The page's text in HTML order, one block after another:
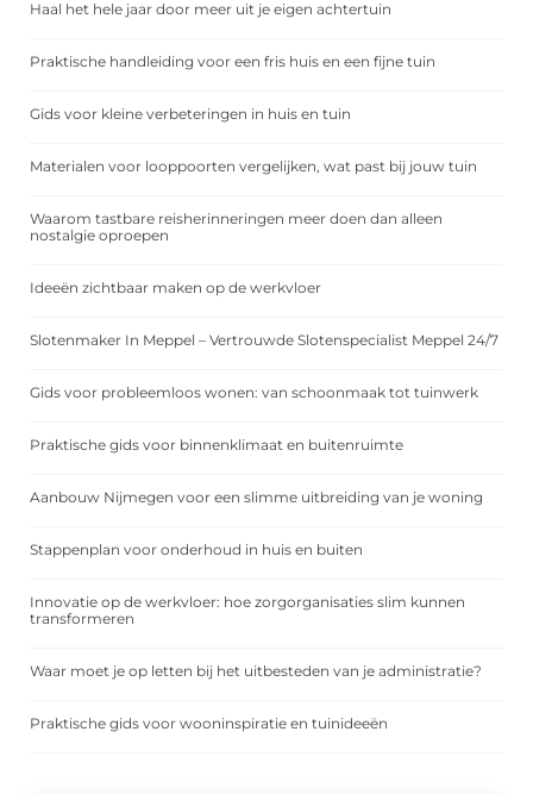
Haal het hele jaar door meer uit je eigen achtertuin
Praktische handleiding voor een fris huis en een fijne tuin
Gids voor kleine verbeteringen in huis en tuin
Materialen voor looppoorten vergelijken, wat past bij jouw tuin
Waarom tastbare reisherinneringen meer doen dan alleen
nostalgie oproepen
Ideeën zichtbaar maken op de werkvloer
Slotenmaker In Meppel – Vertrouwde Slotenspecialist Meppel 24/7
Gids voor probleemloos wonen: van schoonmaak tot tuinwerk
Praktische gids voor binnenklimaat en buitenruimte
Aanbouw Nijmegen voor een slimme uitbreiding van je woning
Stappenplan voor onderhoud in huis en buiten
Innovatie op de werkvloer: hoe zorgorganisaties slim kunnen
transformeren
Waar moet je op letten bij het uitbesteden van je administratie?
Praktische gids voor wooninspiratie en tuinideeën